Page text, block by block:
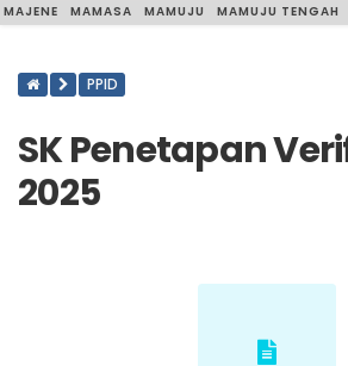
MAJENE MAMASA MAMUJU MAMUJU TENGAH
PPID
SK Penetapan
2025